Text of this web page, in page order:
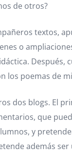
de otros?
textos,
o
los poemas de
dos blogs. El
que
y
además